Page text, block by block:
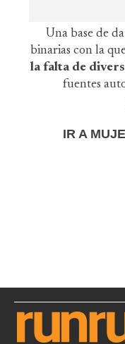
Una base de
binarias con la
la falta de
fuentes
IR A